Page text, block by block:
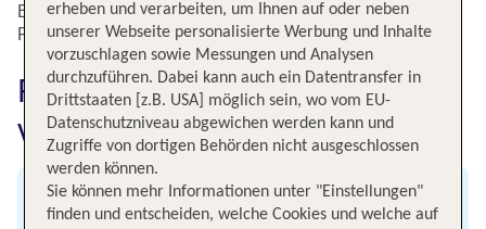
Badeferien oder gemeinsame Auszeit mit der ganzen
Familie, Djerba lässt Urlaubsträume wahr werden.
Fluginformationen für Flüge
von Düsseldorf nach Djerba
Abflug
erheben und verarbeiten, um Ihnen auf oder neben
unserer Webseite personalisierte Werbung und Inhalte
vorzuschlagen sowie Messungen und Analysen
durchzuführen. Dabei kann auch ein Datentransfer in
Drittstaaten [z.B. USA] möglich sein, wo vom EU-
Datenschutzniveau abgewichen werden kann und
Zugriffe von dortigen Behörden nicht ausgeschlossen
werden können.
Sie können mehr Informationen unter "Einstellungen"
finden und entscheiden, welche Cookies und welche auf